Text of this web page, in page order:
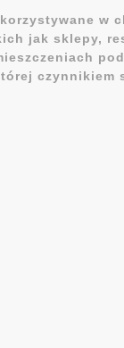
w
jak sklepy,
czynnikiem